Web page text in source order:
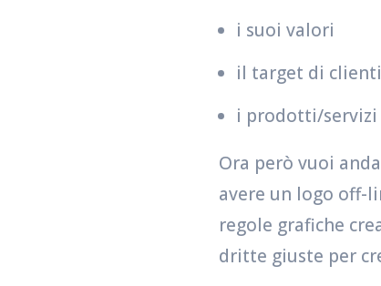
i suoi valori
il target di
i prodotti/servizi
Ora però vuoi
avere un logo off-
regole grafiche
dritte giuste per